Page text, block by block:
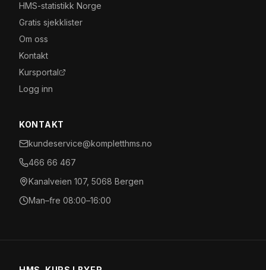
HMS-statistikk Norge
Gratis sjekklister
Om oss
Kontakt
Kursportal
Logg inn
KONTAKT
kundeservice@kompletthms.no
466 66 467
Kanalveien 107, 5068 Bergen
Man–fre 08:00–16:00